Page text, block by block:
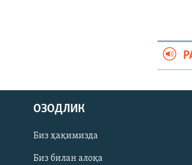
На русском
ИЖТИМОИЙ ТАРМОҚЛАР
ОЗОДЛИК
Биз ҳақимизда
Биз билан алоқа